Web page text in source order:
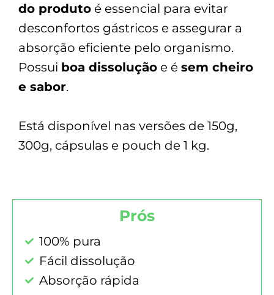
do produto é essencial para evitar
desconfortos gástricos e assegurar a
absorção eficiente pelo organismo.
Possui boa dissolução e é sem cheiro
e sabor.
Está disponível nas versões de 150g,
300g, cápsulas e pouch de 1 kg.
Prós
100% pura
Fácil dissolução
Absorção rápida